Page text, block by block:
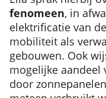
fenomeen, in
elektrificatie van
mobiliteit als
gebouwen. Ook
mogelijke aandeel
door